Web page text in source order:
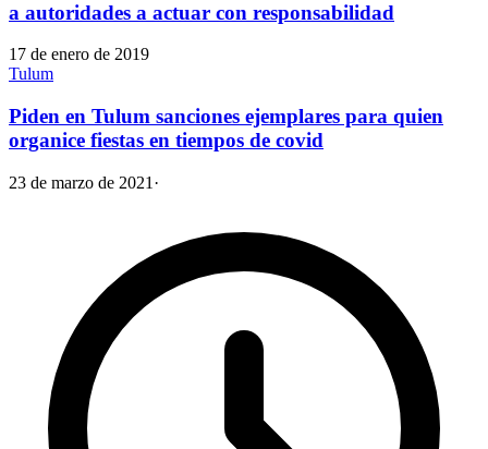
a autoridades a actuar con responsabilidad
17 de enero de 2019
Tulum
Piden en Tulum sanciones ejemplares para quien
organice fiestas en tiempos de covid
23 de marzo de 2021 ·